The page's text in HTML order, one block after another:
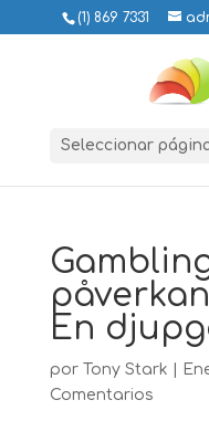
(1) 869 7331
Seleccionar
En
por Tony Stark
Comentarios